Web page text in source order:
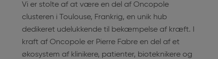
Vi er stolte af at være en del af Oncopole
clusteren i Toulouse, Frankrig, en unik hub
dedikeret udelukkende til bekæmpelse af kræft. I
kraft af Oncopole er Pierre Fabre en del af et
økosystem af klinikere, patienter, bioteknikere og